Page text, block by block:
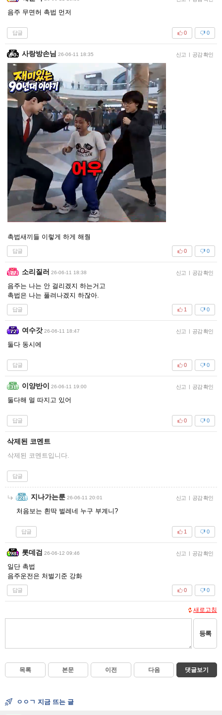
음주 무면허 촉법 먼저
답글 0
0
사랑방손님 26-06-11 18:35 신고 | 공감 확인
촉법새끼들 이렇게 하게 해줭
답글 0
0
소리질러 26-06-11 18:38 신고 | 공감 확인
음주는 나는 안 걸리겠지 하는거고
촉법은 나는 풀려나겠지 하잖아.
답글 0
1
여수갓 26-06-11 18:47 신고 | 공감 확인
둘다 동시에
답글 0
0
이양반이 26-06-11 19:00 신고 | 공감 확인
둘다해 멀 따지고 있어
답글 0
0
삭제된 코멘트
삭제된 코멘트입니다.
답글
지나가는룬 26-06-11 20:01 신고 | 공감 확인
처음보는 흰딱 벌레네 누구 부계니?
답글 0
1
롯데검 26-06-12 09:46 신고 | 공감 확인
일단 촉법
음주운전은 처벌기준 강화
답글 0
0
새로고침
등록
목록 본문 이전 다음 댓글보기
ㅇㅇㄱ 지금 뜨는 글